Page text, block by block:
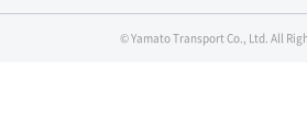
© Yamato Transport Co., Ltd. All